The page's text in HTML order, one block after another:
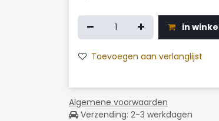
in
Toevoegen aan verlanglijst
Algemene voorwaarden
Verzending: 2-3 werkdagen